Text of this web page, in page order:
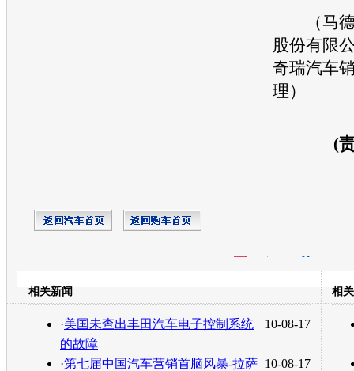
（马德
股份有限
奇瑞汽车
理）
(
转发至：
相关新闻
10-08-17
·美国未查出丰田汽车电子控制系统
的故障
10-08-17
·第七届中国汽车营销首脑风暴-拉萨
相